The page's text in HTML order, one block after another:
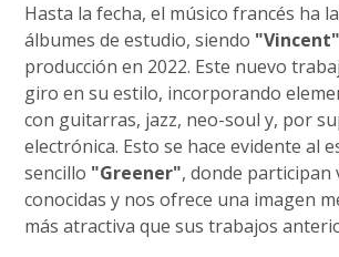
Hasta la fecha, el músico francés ha
álbumes de estudio, siendo "Vincent"
producción en 2022. Este nuevo
giro en su estilo, incorporando
con guitarras, jazz, neo-soul y, por
electrónica. Esto se hace evidente al
sencillo "Greener", donde participan
conocidas y nos ofrece una imagen
más atractiva que sus trabajos